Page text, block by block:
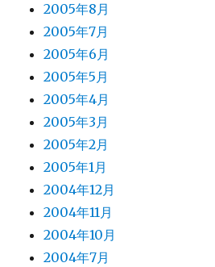
2005年8月
2005年7月
2005年6月
2005年5月
2005年4月
2005年3月
2005年2月
2005年1月
2004年12月
2004年11月
2004年10月
2004年7月